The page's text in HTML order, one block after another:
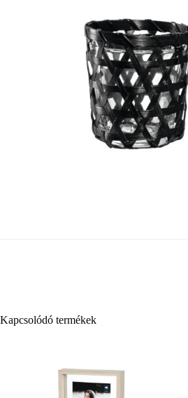
Kapcsolódó termékek